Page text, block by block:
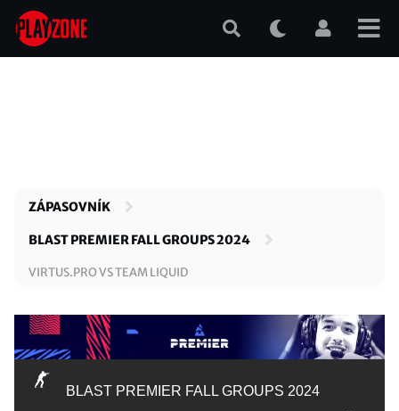
Přejít
hlavnímu
ZÁPASOVNÍK
BLAST PREMIER FALL GROUPS 2024
VIRTUS.PRO VS TEAM LIQUID
BLAST PREMIER FALL GROUPS 2024